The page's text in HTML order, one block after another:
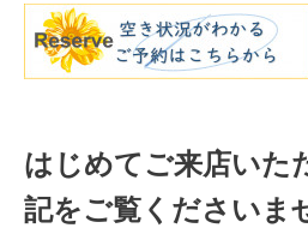
はじめてご来店いた
記をご覧くださいま